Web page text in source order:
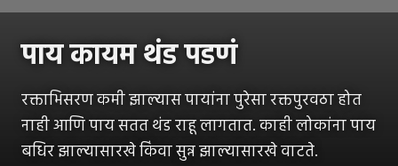
पाय कायम थंड पडणं
रक्ताभिसरण कमी झाल्यास पायांना पुरेसा रक्तपुरवठा होत
नाही आणि पाय सतत थंड राहू लागतात. काही लोकांना पाय
बधिर झाल्यासारखे किंवा सुन्न झाल्यासारखे वाटते.